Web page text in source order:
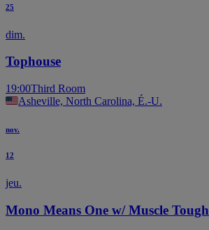
25
dim.
Tophouse
19:00Third Room
Asheville, North Carolina, É.-U.
nov.
12
jeu.
Mono Means One w/ Muscle Tough